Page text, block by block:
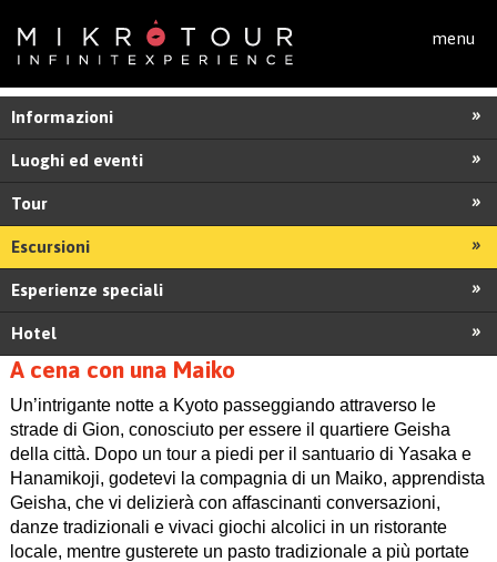
menu
Informazioni
Luoghi ed eventi
Tour
Escursioni
Esperienze speciali
Hotel
A cena con una Maiko
Un’intrigante notte a Kyoto passeggiando attraverso le
strade di Gion, conosciuto per essere il quartiere Geisha
della città. Dopo un tour a piedi per il santuario di Yasaka e
Hanamikoji, godetevi la compagnia di un Maiko, apprendista
Geisha, che vi delizierà con affascinanti conversazioni,
danze tradizionali e vivaci giochi alcolici in un ristorante
locale, mentre gusterete un pasto tradizionale a più portate